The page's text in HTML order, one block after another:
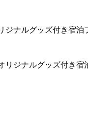
ジナルグッズ付き宿泊
リジナルグッズ付き宿